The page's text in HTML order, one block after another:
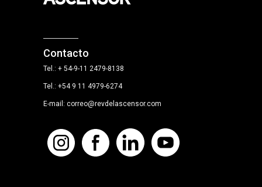
Contacto
Tel.: + 54-9-11 2479-8138
Tel.: +54 9 11 4979-6274
E-mail: correo@revdelascensor.com